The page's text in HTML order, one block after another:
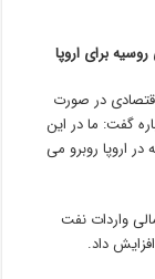
در صورت
گفت: ما در این
اروپا روبرو می
واردات نفت